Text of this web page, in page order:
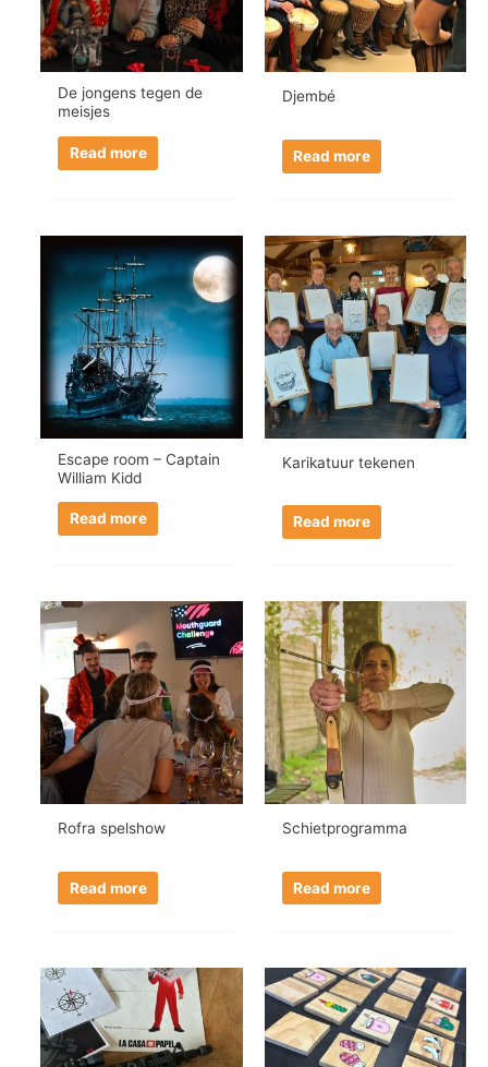
De jongens tegen de
meisjes
Read more
Djembé
Read more
Escape room – Captain
William Kidd
Read more
Karikatuur tekenen
Read more
Rofra spelshow
Read more
Schietprogramma
Read more